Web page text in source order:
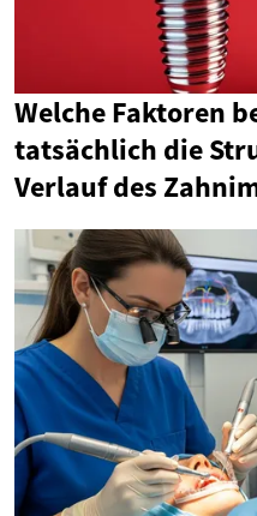
Welche Faktoren
tatsächlich die
Verlauf des